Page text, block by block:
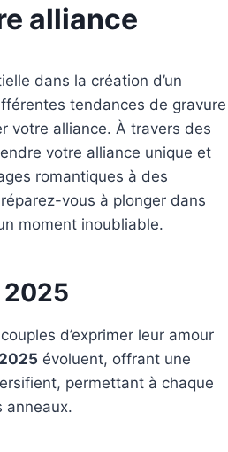
alliance
dans la création d’un
tendances de gravure
votre alliance. À travers des
votre alliance unique et
romantiques à des
vous à plonger dans
moment inoubliable.
2025
d’exprimer leur amour
évoluent, offrant une
permettant à chaque
anneaux.